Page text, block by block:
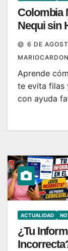
Colombia
Nequi sin
6 DE
Aprende
te evita filas
con ayuda
ACTUALIDAD
¿Tu